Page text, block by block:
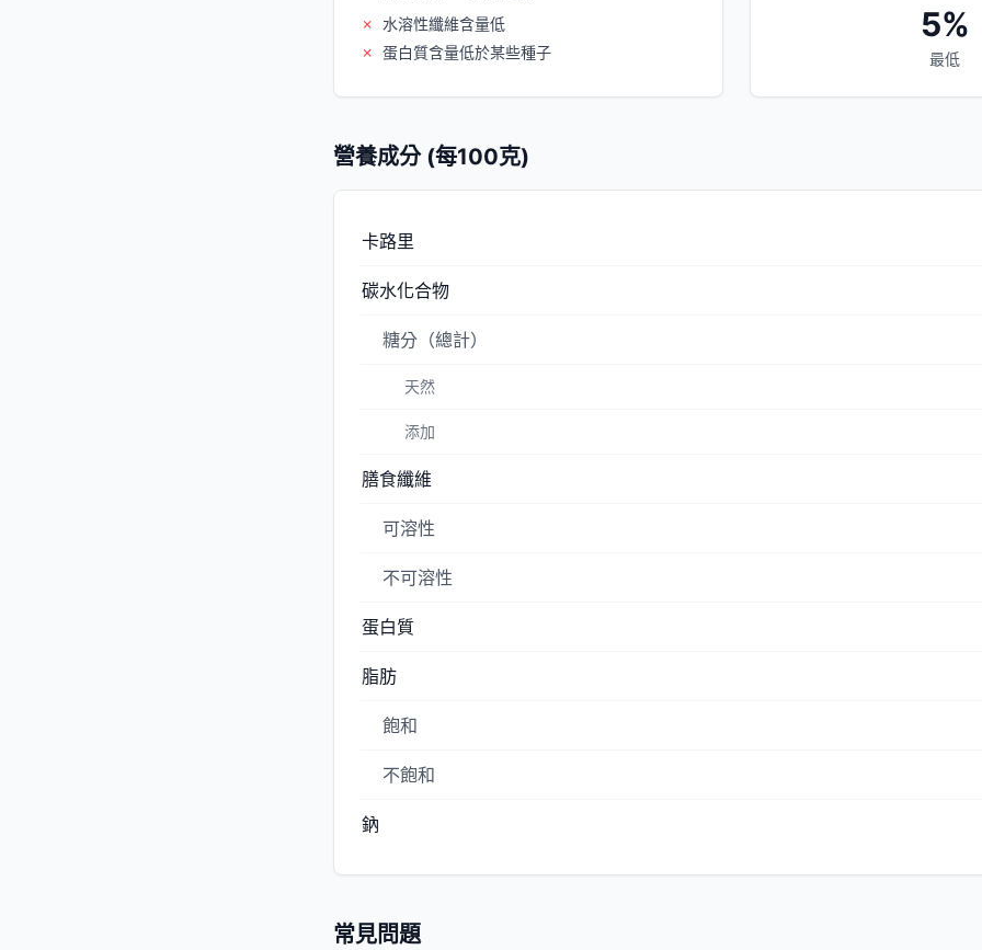
✗
水溶性纖維含量低
✗ 蛋白質含量低於某些種子
5%
最低
營養成分 (每100克)
卡路里
碳水化合物
糖分（總計）
天然
添加
膳食纖維
可溶性
不可溶性
蛋白質
脂肪
飽和
不飽和
鈉
常見問題